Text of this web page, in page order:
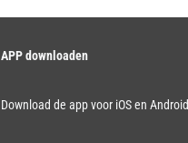
APP downloaden
Download de app voor iOS en Android